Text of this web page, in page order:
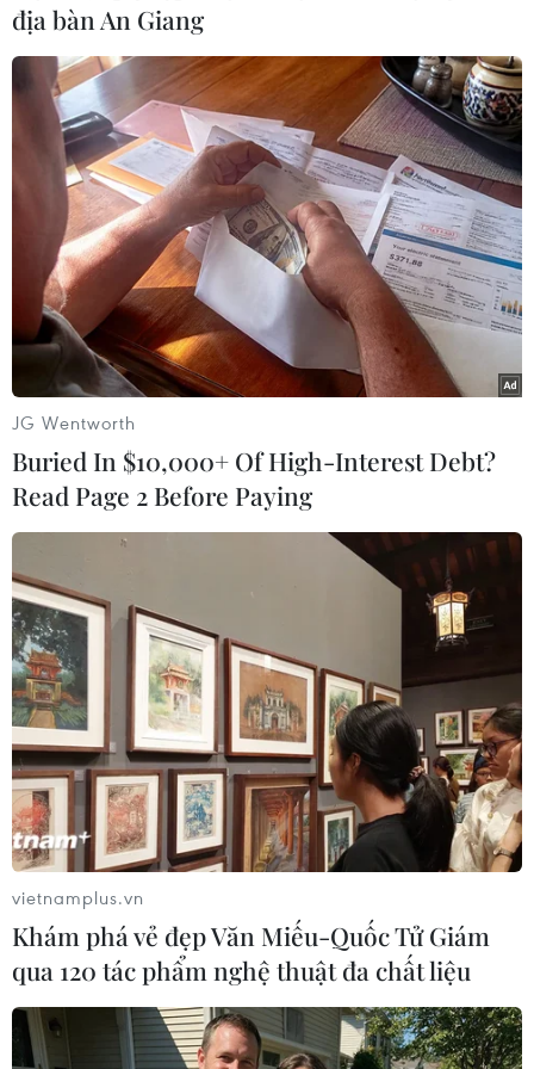
đạo Nhật-Nga đã không thảo luận về vấn đề chủ
(Vietnam+)
#Xe máy #Vladimir Putin #Shinzo Abe
#Nhật Bản
#Hiệp ước hòa bình
#Tranh chấp lãnh thổ
Theo dõi VietnamPlus
TIN LIÊN QUAN
địa bàn An Giang
JG Wentworth
Buried In $10,000+ Of High-Interest Debt?
Read Page 2 Before Paying
vietnamplus.vn
Khám phá vẻ đẹp Văn Miếu-Quốc Tử Giám
qua 120 tác phẩm nghệ thuật đa chất liệu